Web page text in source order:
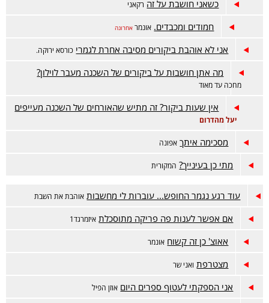
כשאני חושבת על זה רקאני
חמודים ומכבדים. אונמר אחרונה
אני לא אוהבת ביקורים מסיבה אחרת לגמרי כורסא ירוקה.
מה אתן חושבות על ביקורים של השכנה מעבר לוילון?
מחכה עד מאוד
אין שעות ביקור? זה מתיש שהאורחים של השכנה מעייפים
יעל מהדרום
מסכימה איתך אפונה
מתי כן בעינייך? המקורית
עוד רגע נגמר החופש... עוברות לי מחשבות אוהבת את השבת
אם אפשר לענות פה פריקה מתוסכלת איזמרגד1
אאוצ' כן זה קשוח אונמר
מצטרפת ואני שר
אני הספקתי לעטוף ספרים היום אוזן הפיל